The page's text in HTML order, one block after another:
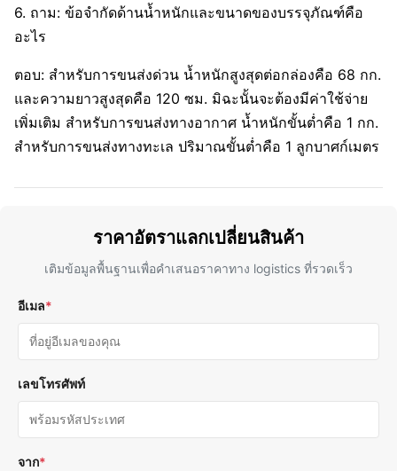
6. ถาม: ข้อจำกัดด้านน้ำหนักและขนาดของบรรจุภัณฑ์คือ
อะไร
ตอบ: สำหรับการขนส่งด่วน น้ำหนักสูงสุดต่อกล่องคือ 68 กก.
และความยาวสูงสุดคือ 120 ซม. มิฉะนั้นจะต้องมีค่าใช้จ่าย
เพิ่มเติม สำหรับการขนส่งทางอากาศ น้ำหนักขั้นต่ำคือ 1 กก.
สำหรับการขนส่งทางทะเล ปริมาณขั้นต่ำคือ 1 ลูกบาศก์เมตร
ราคาอัตราแลกเปลี่ยนสินค้า
เติมข้อมูลพื้นฐานเพื่อคําเสนอราคาทาง logistics ที่รวดเร็ว
อีเมล*
เลขโทรศัพท์
จาก*